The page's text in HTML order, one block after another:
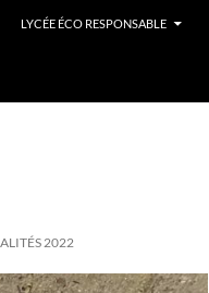
LYCÉE ÉCO RESPONSABLE
2022